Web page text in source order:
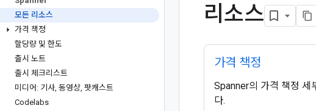
모든 리소스
가격 책정
할당량 및 한도
출시 노트
출시 체크리스트
미디어: 기사, 동영상, 팟캐스트
Codelabs
리소스
가격 책정
Spanner의 가격 책정 세
다.